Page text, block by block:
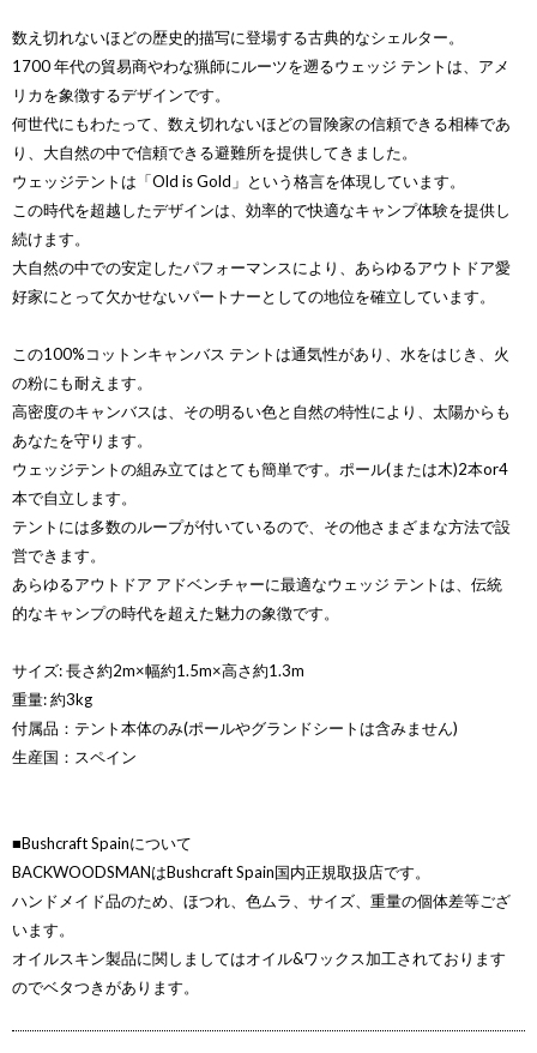
数え切れないほどの歴史的描写に登場する古典的なシェルター。
1700 年代の貿易商やわな猟師にルーツを遡るウェッジ テントは、アメ
リカを象徴するデザインです。
何世代にもわたって、数え切れないほどの冒険家の信頼できる相棒であ
り、大自然の中で信頼できる避難所を提供してきました。
ウェッジテントは「Old is Gold」という格言を体現しています。
この時代を超越したデザインは、効率的で快適なキャンプ体験を提供し
続けます。
大自然の中での安定したパフォーマンスにより、あらゆるアウトドア愛
好家にとって欠かせないパートナーとしての地位を確立しています。
この100%コットンキャンバス テントは通気性があり、水をはじき、火
の粉にも耐えます。
高密度のキャンバスは、その明るい色と自然の特性により、太陽からも
あなたを守ります。
ウェッジテントの組み立てはとても簡単です。ポール(または木)2本or4
本で自立します。
テントには多数のループが付いているので、その他さまざまな方法で設
営できます。
あらゆるアウトドア アドベンチャーに最適なウェッジ テントは、伝統
的なキャンプの時代を超えた魅力の象徴です。
サイズ: 長さ約2m×幅約1.5m×高さ約1.3m
重量: 約3kg
付属品：テント本体のみ(ポールやグランドシートは含みません)
生産国：スペイン
■Bushcraft Spainについて
BACKWOODSMANはBushcraft Spain国内正規取扱店です。
ハンドメイド品のため、ほつれ、色ムラ、サイズ、重量の個体差等ござ
います。
オイルスキン製品に関しましてはオイル&ワックス加工されております
のでベタつきがあります。